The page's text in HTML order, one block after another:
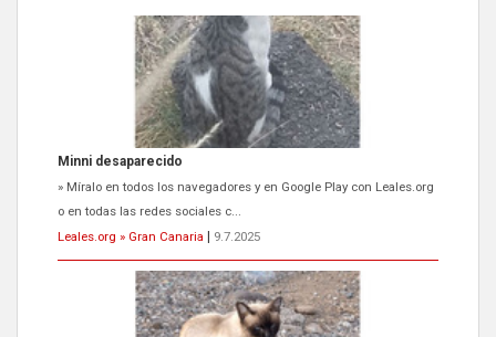
Siami Perdida
Se llama Siami,es hembra de 4 años,esterilizada con marca de
oreja,cariñosa,mimosa pero miedosa,e...
Leales.org » Gran Canaria
9.7.2025